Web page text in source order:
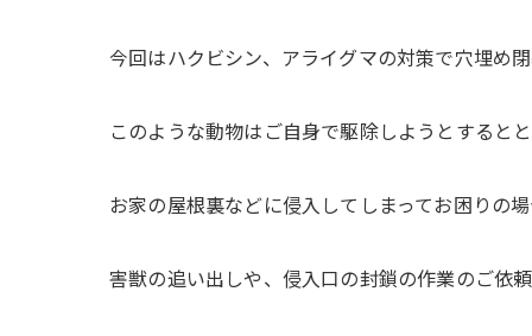
今回はハクビシン、アライグマの対策で穴埋め
このような動物はご自身で駆除しようとするとと
お家の屋根裏などに侵入してしまってお困りの
害獣の追い出しや、侵入口の封鎖の作業のご依頼